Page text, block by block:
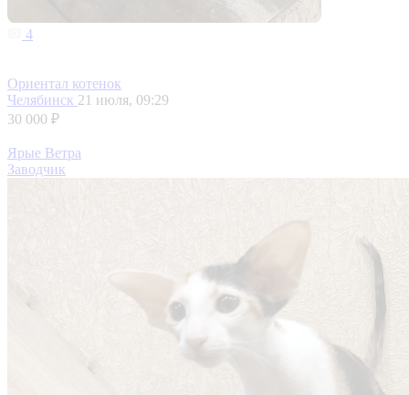
4
Ориентал котенок
Челябинск 21 июля, 09:29
30 000 ₽
Ярые Ветра
Заводчик